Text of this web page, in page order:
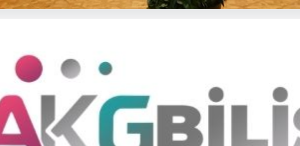
Nedir, Neleri Kapsar ve Terörle
önemli bir yer tutan çerçeve yasa, temel olarak toplumsal reformları destekleyen